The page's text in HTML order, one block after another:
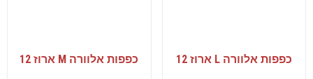
כפפות אלוורה L ארוז 12 כפפות אלוורה M ארוז 12